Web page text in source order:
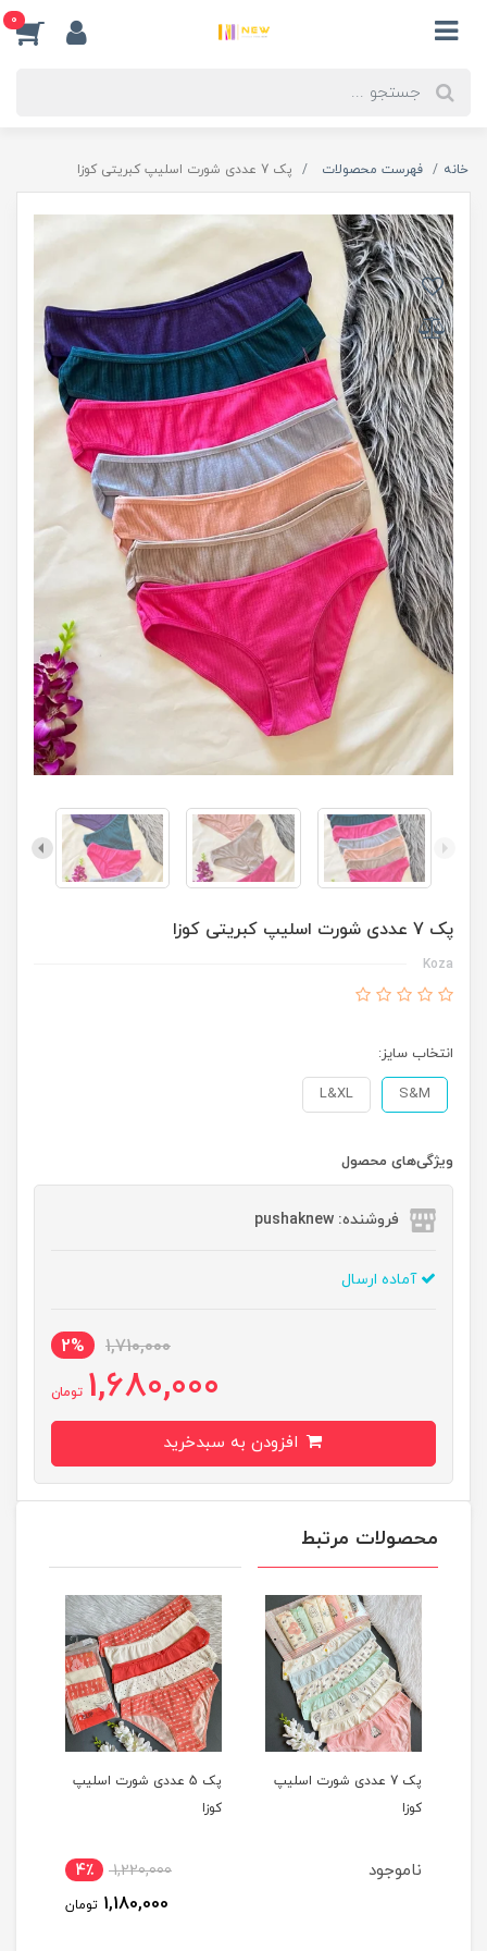
0
خانه فهرست محصولات پک 7 عددی شورت اسلیپ کبریتی کوزا
پک 7 عددی شورت اسلیپ کبریتی کوزا
Koza
انتخاب سایز:
S&M
L&XL
ویژگی‌های محصول
فروشنده: pushaknew
آماده ارسال
1,710,000
2%
1,680,000 تومان
محصولات مرتبط
پک 7 عددی شورت اسلیپ
کوزا
ناموجود
پک 5 عددی شورت اسلیپ
کوزا
1,220,000 4٪
1,180,000 تومان